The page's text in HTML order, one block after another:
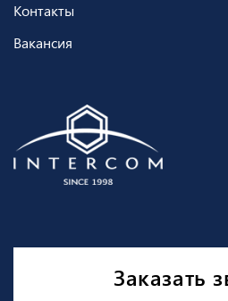
Контакты
Вакансия
Заказать